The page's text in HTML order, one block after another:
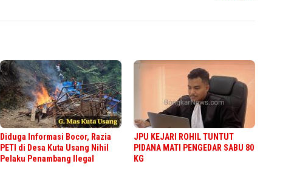
Diduga Informasi Bocor, Razia
PETI di Desa Kuta Usang Nihil
Pelaku Penambang Ilegal
JPU KEJARI ROHIL TUNTUT
PIDANA MATI PENGEDAR SABU 80
KG